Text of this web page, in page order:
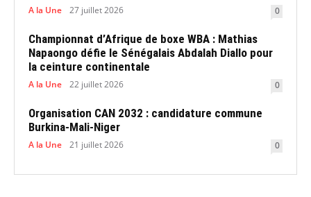
A la Une 27 juillet 2026 0
Championnat d’Afrique de boxe WBA : Mathias
Napaongo défie le Sénégalais Abdalah Diallo pour
la ceinture continentale
A la Une 22 juillet 2026 0
Organisation CAN 2032 : candidature commune
Burkina-Mali-Niger
A la Une 21 juillet 2026 0